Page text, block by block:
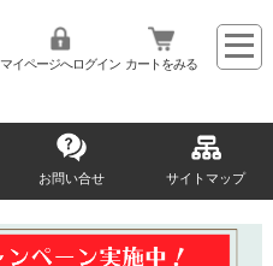
マイページへログイン カートをみる
お問い合せ サイトマップ